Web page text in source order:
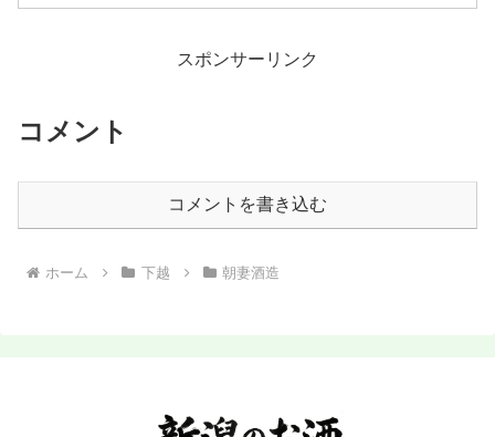
スポンサーリンク
コメント
コメントを書き込む
ホーム 下越 朝妻酒造